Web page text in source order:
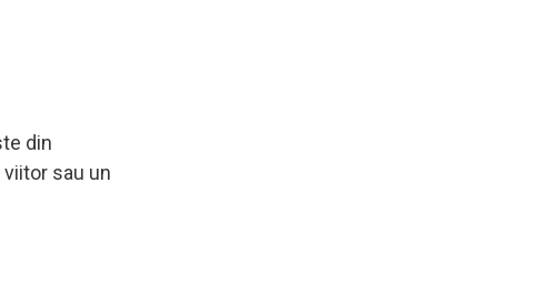
din
sau un